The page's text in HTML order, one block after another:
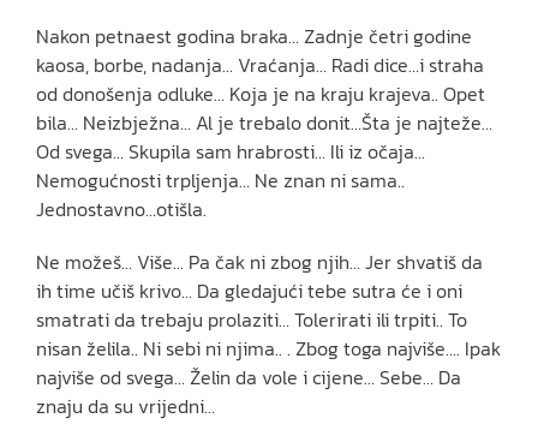
Nakon petnaest godina braka… Zadnje četri godine
kaosa, borbe, nadanja… Vraćanja… Radi dice…i straha
od donošenja odluke… Koja je na kraju krajeva.. Opet
bila… Neizbježna… Al je trebalo donit…Šta je najteže…
Od svega… Skupila sam hrabrosti… Ili iz očaja…
Nemogućnosti trpljenja… Ne znan ni sama..
Jednostavno…otišla.
Ne možeš… Više… Pa čak ni zbog njih… Jer shvatiš da
ih time učiš krivo… Da gledajući tebe sutra će i oni
smatrati da trebaju prolaziti… Tolerirati ili trpiti.. To
nisan želila.. Ni sebi ni njima.. . Zbog toga najviše…. Ipak
najviše od svega… Želin da vole i cijene… Sebe… Da
znaju da su vrijedni…